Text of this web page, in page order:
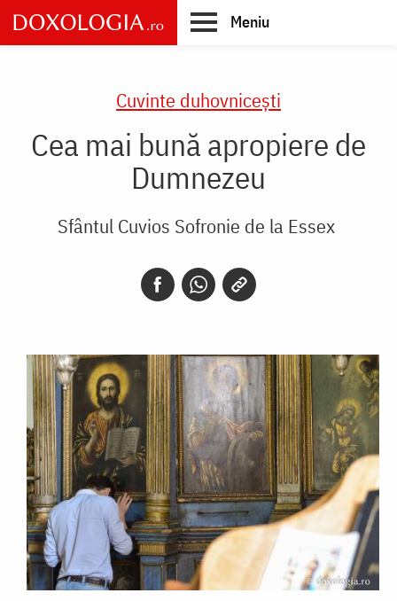
Skip
to
main
Meniu
Cuvinte duhovnicești
Cea mai bună apropiere de
Dumnezeu
Sfântul Cuvios Sofronie de la Essex